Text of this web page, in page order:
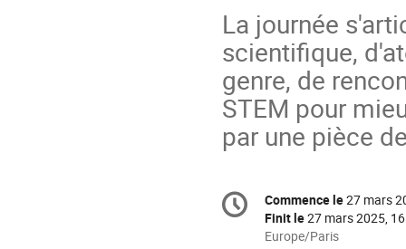
La journée
scientifique,
genre, de
STEM pour
par une pièce
Information
de
Date/Heure
Commence le27 mars
Finit le27 mars 2025,
Toutes
Europe/Paris